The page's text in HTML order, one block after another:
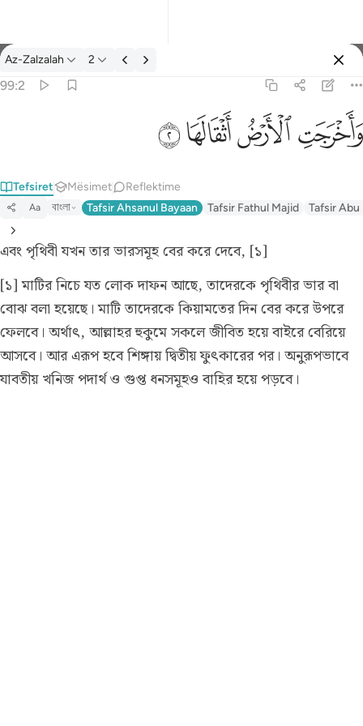
Tefsir: Az-Zalzalah 99:2
Az-Zalzalah 2
99:2
ﱺﱻﱼﱽ
Tefsiret Mësimet Reflektime
Aa বাংলা Tafsir Ahsanul Bayaan Tafsir Fathul Majid Tafsir Abu
এবং পৃথিবী যখন তার ভারসমূহ বের করে দেবে, [১]
[১] মাটির নিচে যত লোক দাফন আছে, তাদেরকে পৃথিবীর ভার বা
বোঝ বলা হয়েছে। মাটি তাদেরকে কিয়ামতের দিন বের করে উপরে
ফেলবে। অর্থাৎ, আল্লাহর হুকুমে সকলে জীবিত হয়ে বাইরে বেরিয়ে
আসবে। আর এরূপ হবে শিঙ্গায় দ্বিতীয় ফুৎকারের পর। অনুরূপভাবে
যাবতীয় খনিজ পদার্থ ও গুপ্ত ধনসমূহও বাহির হয়ে পড়বে।